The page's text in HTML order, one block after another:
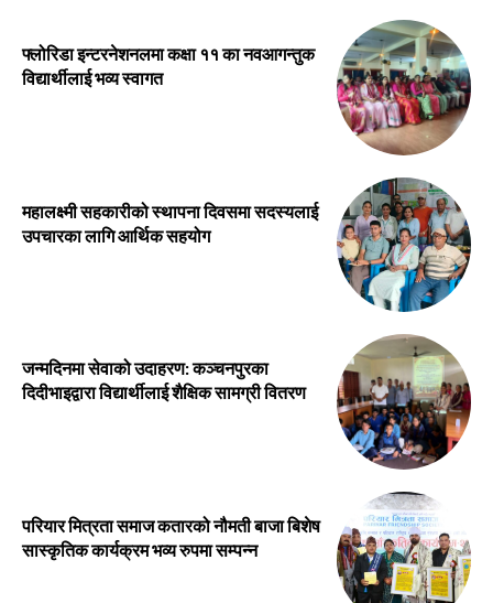
फ्लोरिडा इन्टरनेशनलमा कक्षा ११ का नवआगन्तुक
विद्यार्थीलाई भव्य स्वागत
महालक्ष्मी सहकारीको स्थापना दिवसमा सदस्यलाई
उपचारका लागि आर्थिक सहयोग
जन्मदिनमा सेवाको उदाहरण: कञ्चनपुरका
दिदीभाइद्वारा विद्यार्थीलाई शैक्षिक सामग्री वितरण
परियार मित्रता समाज कतारको नौमती बाजा बिशेष
सास्कृतिक कार्यक्रम भव्य रुपमा सम्पन्न